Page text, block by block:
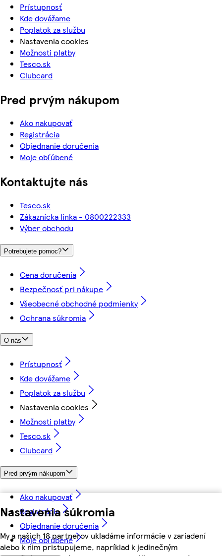
Nastavenia súkromia
My a našich 18 partnerov ukladáme informácie v zariadení
alebo k nim pristupujeme, napríklad k jedinečným
Prístupnosť
Kde dovážame
Poplatok za službu
Nastavenia cookies
Možnosti platby
Tesco.sk
Clubcard
Pred prvým nákupom
Ako nakupovať
Registrácia
Objednanie doručenia
Moje obľúbené
Kontaktujte nás
Tesco.sk
Zákaznícka linka - 0800222333
Výber obchodu
Potrebujete pomoc?
Cena doručenia
Bezpečnosť pri nákupe
Všeobecné obchodné podmienky
Ochrana súkromia
O nás
Prístupnosť
Kde dovážame
Poplatok za službu
Nastavenia cookies
Možnosti platby
Tesco.sk
Clubcard
Pred prvým nákupom
Ako nakupovať
Registrácia
Objednanie doručenia
Moje obľúbené